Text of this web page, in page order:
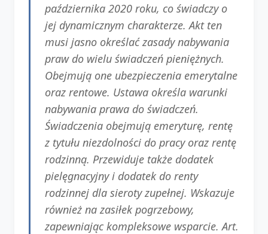
października 2020 roku, co świadczy o
jej dynamicznym charakterze. Akt ten
musi jasno określać zasady nabywania
praw do wielu świadczeń pieniężnych.
Obejmują one ubezpieczenia emerytalne
oraz rentowe. Ustawa określa warunki
nabywania prawa do świadczeń.
Świadczenia obejmują emeryturę, rentę
z tytułu niezdolności do pracy oraz rentę
rodzinną. Przewiduje także dodatek
pielęgnacyjny i dodatek do renty
rodzinnej dla sieroty zupełnej. Wskazuje
również na zasiłek pogrzebowy,
zapewniając kompleksowe wsparcie. Art.